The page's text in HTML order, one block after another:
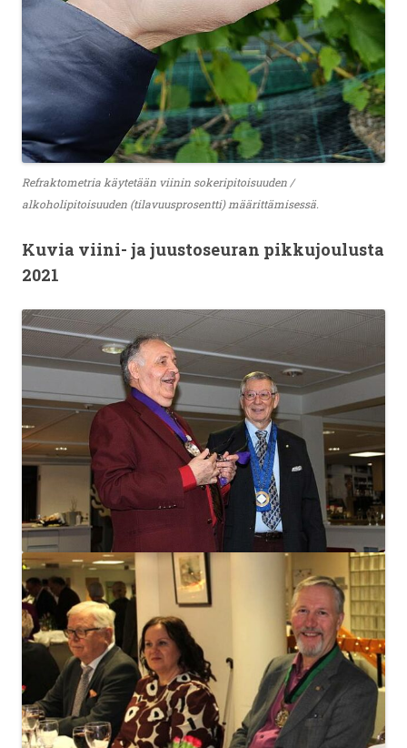
Refraktometria käytetään viinin sokeripitoisuuden /
alkoholipitoisuuden (tilavuusprosentti) määrittämisessä.
Kuvia viini- ja juustoseuran pikkujoulusta
2021